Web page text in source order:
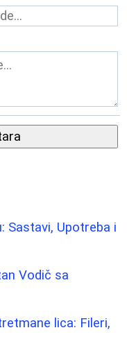
Sastavi, Upotreba i
Vodič sa
lica: Fileri,